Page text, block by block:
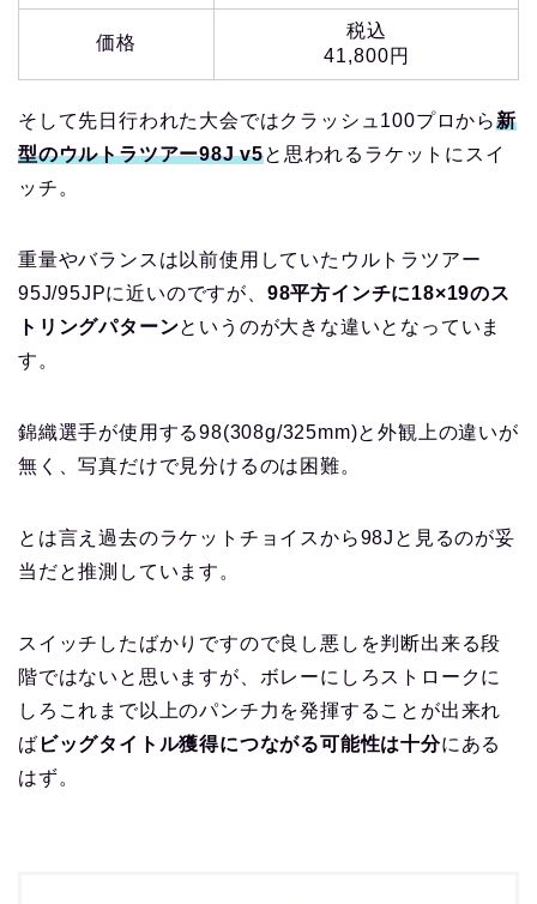
価格
税込
41,800円
そして先日行われた大会ではクラッシュ100プロから新
型のウルトラツアー98J v5と思われるラケットにスイ
ッチ。
重量やバランスは以前使用していたウルトラツアー
95J/95JPに近いのですが、 98平方インチに18×19のス
トリングパターンというのが大きな違いとなっていま
す。
錦織選手が使用する98(308g/325mm)と外観上の違いが
無く、写真だけで見分けるのは困難。
とは言え過去のラケットチョイスから98Jと見るのが妥
当だと推測しています。
スイッチしたばかりですので良し悪しを判断出来る段
階ではないと思いますが、ボレーにしろストロークに
しろこれまで以上のパンチ力を発揮することが出来れ
ば ビッグタイトル獲得につながる可能性は十分にある
はず。